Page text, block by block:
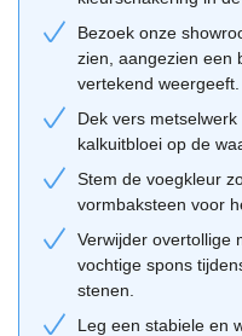
Combinatietips van
Combineer deze rode steen
karakter extra te
voeg in dezelfde kleur voor
zowel in wildverband als in
voor een optimaal resultaat.
elkaar voor een natuurlijk
Gebruik onzeadviestool
bezoek aan onze showroom
vakman.
Bezoek onze
zien, aangezien een
vertekend weergeeft.
Dek vers
kalkuitbloei op de
Stem de voegkleur
vormbaksteen voor
Verwijder overtollige
vochtige spons
stenen.
Leg een stabiele en